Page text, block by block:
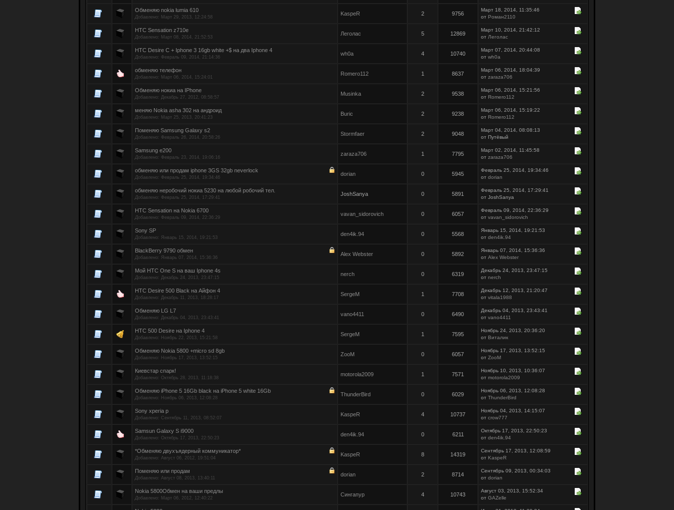
Обменяю nokia lumia 610
Добавлено: Март 29, 2013, 12:24:58
KaspeR 2 9756
Март 18, 2014, 11:35:46
от Роман2110
HTC Sensation z710e
Добавлено: Март 08, 2014, 21:52:53
Леголас 5 12869
Март 10, 2014, 21:42:12
от Леголас
HTC Desire C + Iphone 3 16gb white +$ на два Iphone 4
Добавлено: Февраль 09, 2014, 21:14:36
wh0a 4 10740
Март 07, 2014, 20:44:08
от wh0a
обменяю телефон
Добавлено: Март 06, 2014, 15:24:01
Romero112 1 8637
Март 06, 2014, 18:04:39
от zaraza706
Обменяю нокиа на IPhone
Добавлено: Декабрь 27, 2012, 08:58:57
Musinka 2 9538
Март 06, 2014, 15:21:56
от Romero112
меняю Nokia asha 302 на андроид
Добавлено: Март 25, 2013, 20:41:23
Buric 2 9238
Март 06, 2014, 15:19:22
от Romero112
Поменяю Samsung Galaxy s2
Добавлено: Февраль 26, 2014, 20:58:26
Stormfaer 2 9048
Март 04, 2014, 08:08:13
от Путёвый
Samsung e200
Добавлено: Февраль 23, 2014, 19:06:16
zaraza706 1 7795
Март 02, 2014, 11:45:58
от zaraza706
обменяю или продам iphone 3GS 32gb neverlock
Добавлено: Февраль 25, 2014, 19:34:46
dorian 0 5945
Февраль 25, 2014, 19:34:46
от dorian
обменяю неробочий нокиа 5230 на любой робочий тел.
Добавлено: Февраль 25, 2014, 17:29:41
JoshSanya 0 5891
Февраль 25, 2014, 17:29:41
от JoshSanya
HTC Sensation на Nokia 6700
Добавлено: Февраль 09, 2014, 22:36:29
vavan_sidorovich 0 6057
Февраль 09, 2014, 22:36:29
от vavan_sidorovich
Sony SP
Добавлено: Январь 15, 2014, 19:21:53
den4ik.94 0 5568
Январь 15, 2014, 19:21:53
от den4ik.94
BlackBerry 9790 обмен
Добавлено: Январь 07, 2014, 15:36:36
Alex Webster 0 5892
Январь 07, 2014, 15:36:36
от Alex Webster
Мой HTC One S на ваш Iphone 4s
Добавлено: Декабрь 24, 2013, 23:47:15
nerch 0 6319
Декабрь 24, 2013, 23:47:15
от nerch
НTC Desire 500 Black на Айфон 4
Добавлено: Декабрь 11, 2013, 18:28:17
SergeM 1 7708
Декабрь 12, 2013, 21:20:47
от vitala1988
Обменяю LG L7
Добавлено: Декабрь 04, 2013, 23:43:41
vano4411 0 6490
Декабрь 04, 2013, 23:43:41
от vano4411
HTC 500 Desire на Iphone 4
Добавлено: Ноябрь 22, 2013, 15:21:58
SergeM 1 7595
Ноябрь 24, 2013, 20:36:20
от Виталик
Обменяю Nokia 5800 +micro sd 8gb
Добавлено: Ноябрь 17, 2013, 13:52:15
ZooM 0 6057
Ноябрь 17, 2013, 13:52:15
от ZooM
Киевстар спарк!
Добавлено: Октябрь 28, 2013, 11:18:38
motorola2009 1 7571
Ноябрь 10, 2013, 10:36:07
от motorola2009
Обменяю iPhone 5 16Gb black на iPhone 5 white 16Gb
Добавлено: Ноябрь 06, 2013, 12:08:28
ThunderBird 0 6029
Ноябрь 06, 2013, 12:08:28
от ThunderBird
Sony xperia p
Добавлено: Сентябрь 11, 2013, 08:52:07
KaspeR 4 10737
Ноябрь 04, 2013, 14:15:07
от crow777
Samsun Galaxy S i9000
Добавлено: Октябрь 17, 2013, 22:50:23
den4ik.94 0 6211
Октябрь 17, 2013, 22:50:23
от den4ik.94
*Обменяю двухъядерный коммуникатор*
Добавлено: Август 06, 2012, 19:51:04
KaspeR 8 14319
Сентябрь 17, 2013, 12:08:59
от KaspeR
Поменяю или продам
Добавлено: Август 08, 2013, 13:40:11
dorian 2 8714
Сентябрь 09, 2013, 00:34:03
от dorian
Nokia 5800Обмен на ваши предлы
Добавлено: Март 06, 2012, 12:40:22
Сингапур 4 10743
Август 03, 2013, 15:52:34
от GAZelle